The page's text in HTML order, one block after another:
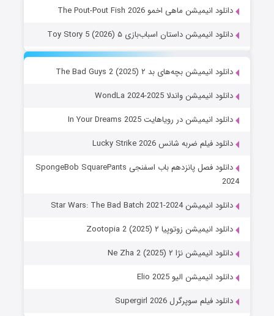
دانلود انیمیشن ماهی اخمو The Pout-Pout Fish 2026
دانلود انیمیشن داستان اسباب‌بازی ۵ Toy Story 5 (2026)
دانلود انیمیشن بچه‌های بد ۲ The Bad Guys 2 (2025)
دانلود انیمیشن واندلا WondLa 2024-2025
دانلود انیمیشن در رویاهایت In Your Dreams 2025
دانلود فیلم ضربه شانس Lucky Strike 2026
دانلود فصل پانزدهم باب اسفنجی SpongeBob SquarePants
2024
دانلود انیمیشن Star Wars: The Bad Batch 2021-2024
دانلود انیمیشن زوتوپیا ۲ Zootopia 2 (2025)
دانلود انیمیشن نژا ۲ Ne Zha 2 (2025)
دانلود انیمیشن الیو Elio 2025
دانلود فیلم سوپرگرل Supergirl 2026